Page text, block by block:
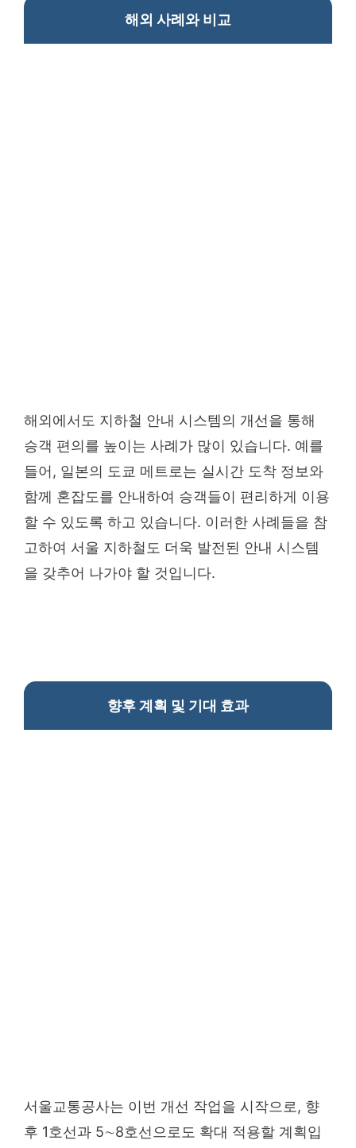
해외 사례와 비교
해외에서도 지하철 안내 시스템의 개선을 통해
승객 편의를 높이는 사례가 많이 있습니다. 예를
들어, 일본의 도쿄 메트로는 실시간 도착 정보와
함께 혼잡도를 안내하여 승객들이 편리하게 이용
할 수 있도록 하고 있습니다. 이러한 사례들을 참
고하여 서울 지하철도 더욱 발전된 안내 시스템
을 갖추어 나가야 할 것입니다.
향후 계획 및 기대 효과
서울교통공사는 이번 개선 작업을 시작으로, 향
후 1호선과 5∼8호선으로도 확대 적용할 계획입